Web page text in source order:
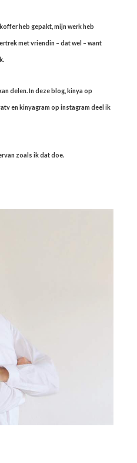
heb gepakt, mijn werk heb
met vriendin – dat wel – want
delen. In deze blog, kinya op
en kinyagram op instagram deel ik
zoals ik dat doe.